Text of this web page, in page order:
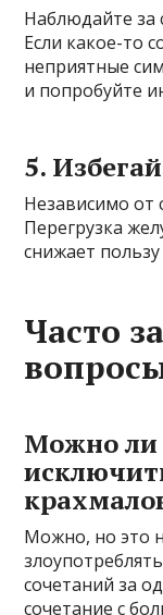
Наблюдайте
Если какое-то
неприятные
и попробуйте
5.
Независимо от
Перегрузка
снижает
Часто
Можно ли
Можно, но это
сочетаний за
сочетание с